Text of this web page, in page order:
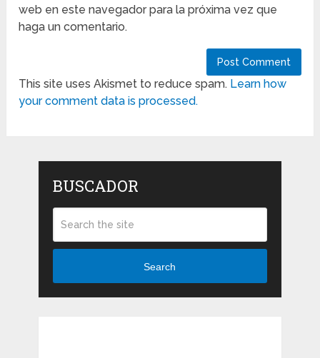
web en este navegador para la próxima vez que
haga un comentario.
This site uses Akismet to reduce spam. Learn how
your comment data is processed.
BUSCADOR
Search